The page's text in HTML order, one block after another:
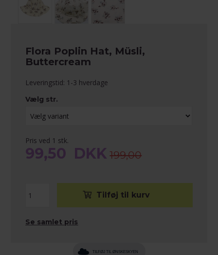
Flora Poplin Hat, Müsli,
Buttercream
Leveringstid: 1-3 hverdage
Vælg str.
Pris ved 1 stk.
99,50 DKK 199,00
Se samlet pris
TILFØJ TIL ØNSKESKYEN